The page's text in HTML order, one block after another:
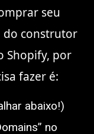
seu
do construtor
Shopify, por
fazer é:
abaixo!)
no